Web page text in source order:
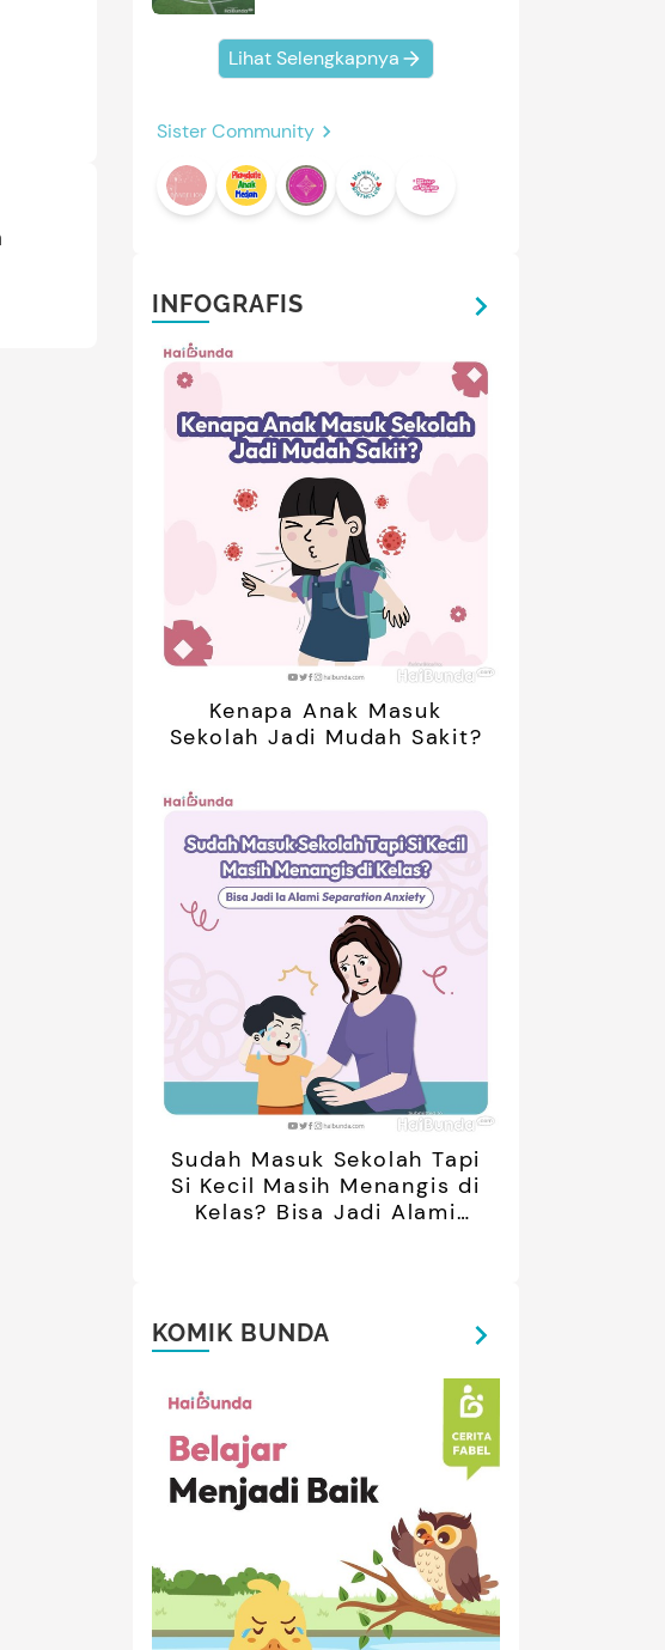
Kompak Banget!
Lihat Selengkapnya
Sister Community
INFOGRAFIS
Kenapa Anak Masuk
Sekolah Jadi Mudah Sakit?
Sudah Masuk Sekolah Tapi
Si Kecil Masih Menangis di
Kelas? Bisa Jadi Alami
KOMIK BUNDA